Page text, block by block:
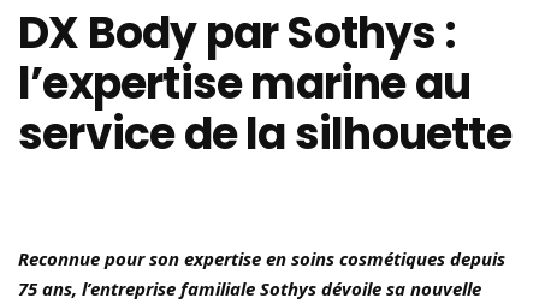
DX Body par Sothys :
l’expertise marine au
service de la silhouette
Reconnue pour son expertise en soins cosmétiques depuis
75 ans, l’entreprise familiale Sothys dévoile sa nouvelle